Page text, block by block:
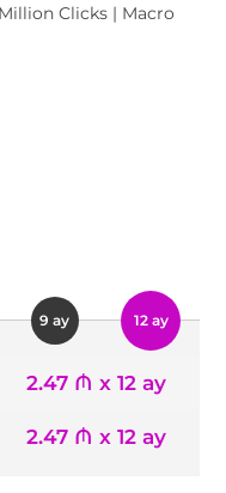
Clicks | Macro
9 ay 12 ay
2.47 ₼ x 12 ay
2.47 ₼ x 12 ay